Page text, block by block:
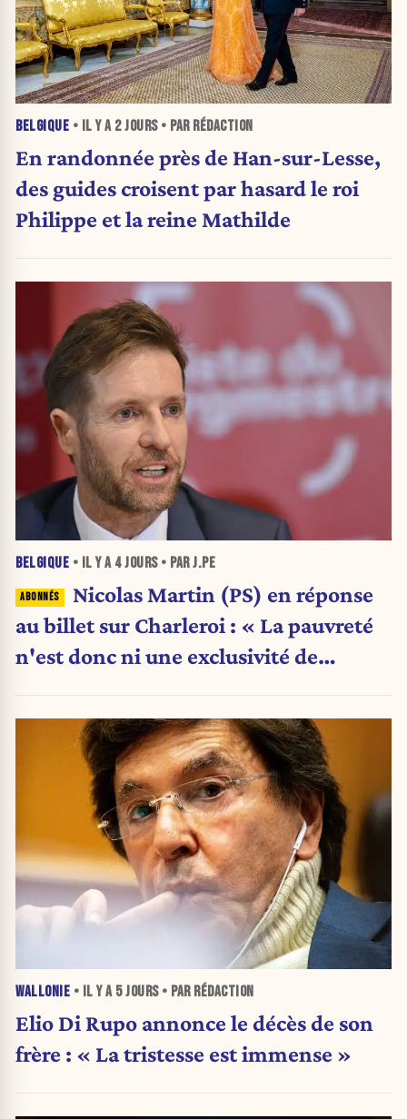
BELGIQUE • IL Y A 2 JOURS• PAR RÉDACTION
En randonnée près de Han-sur-Lesse,
des guides croisent par hasard le roi
Philippe et la reine Mathilde
BELGIQUE • IL Y A 4 JOURS• PAR J.PE
Nicolas Martin (PS) en réponse
au billet sur Charleroi : « La pauvreté
n'est donc ni une exclusivité de
WALLONIE • IL Y A 5 JOURS• PAR RÉDACTION
Elio Di Rupo annonce le décès de son
frère : « La tristesse est immense »